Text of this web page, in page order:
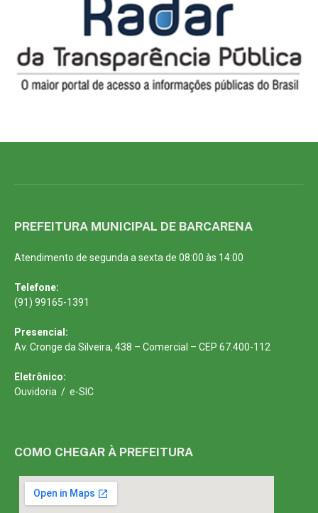
PREFEITURA MUNICIPAL DE BARCARENA
Atendimento de segunda a sexta de 08:00 às 14:00
Telefone:
(91) 99165-1391
Presencial:
Av. Cronge da Silveira, 438 – Comercial – CEP 67.400-112
Eletrônico:
Ouvidoria / e-SIC
COMO CHEGAR À PREFEITURA